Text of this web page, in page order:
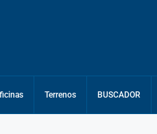
Terrenos BUSCADOR